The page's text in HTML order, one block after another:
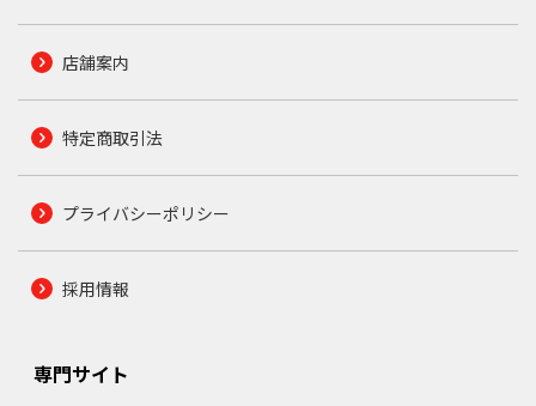
店舗案内
特定商取引法
プライバシーポリシー
採用情報
専門サイト